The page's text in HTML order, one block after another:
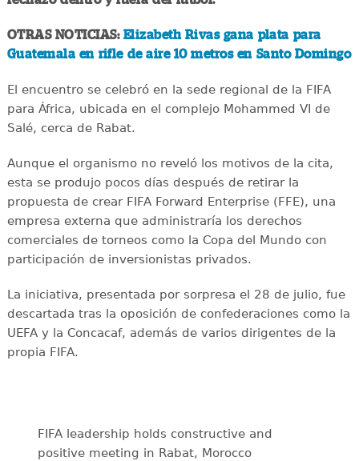
OTRAS NOTICIAS: Elizabeth Rivas gana plata para
Guatemala en rifle de aire 10 metros en Santo Domingo
El encuentro se celebró en la sede regional de la FIFA
para África, ubicada en el complejo Mohammed VI de
Salé, cerca de Rabat.
Aunque el organismo no reveló los motivos de la cita,
esta se produjo pocos días después de retirar la
propuesta de crear FIFA Forward Enterprise (FFE), una
empresa externa que administraría los derechos
comerciales de torneos como la Copa del Mundo con
participación de inversionistas privados.
La iniciativa, presentada por sorpresa el 28 de julio, fue
descartada tras la oposición de confederaciones como la
UEFA y la Concacaf, además de varios dirigentes de la
propia FIFA.
FIFA leadership holds constructive and
positive meeting in Rabat, Morocco